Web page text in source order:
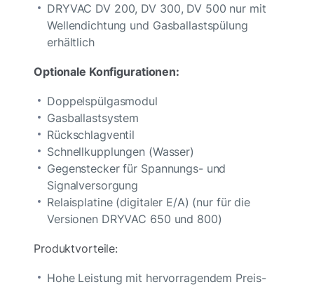
DRYVAC DV 200, DV 300, DV 500 nur mit
Wellendichtung und Gasballastspülung
erhältlich
Optionale Konfigurationen:
Doppelspülgasmodul
Gasballastsystem
Rückschlagventil
Schnellkupplungen (Wasser)
Gegenstecker für Spannungs- und
Signalversorgung
Relaisplatine (digitaler E/A) (nur für die
Versionen DRYVAC 650 und 800)
Produktvorteile:
Hohe Leistung mit hervorragendem Preis-